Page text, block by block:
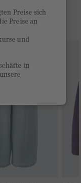
Preise sich
Preise an
und
in